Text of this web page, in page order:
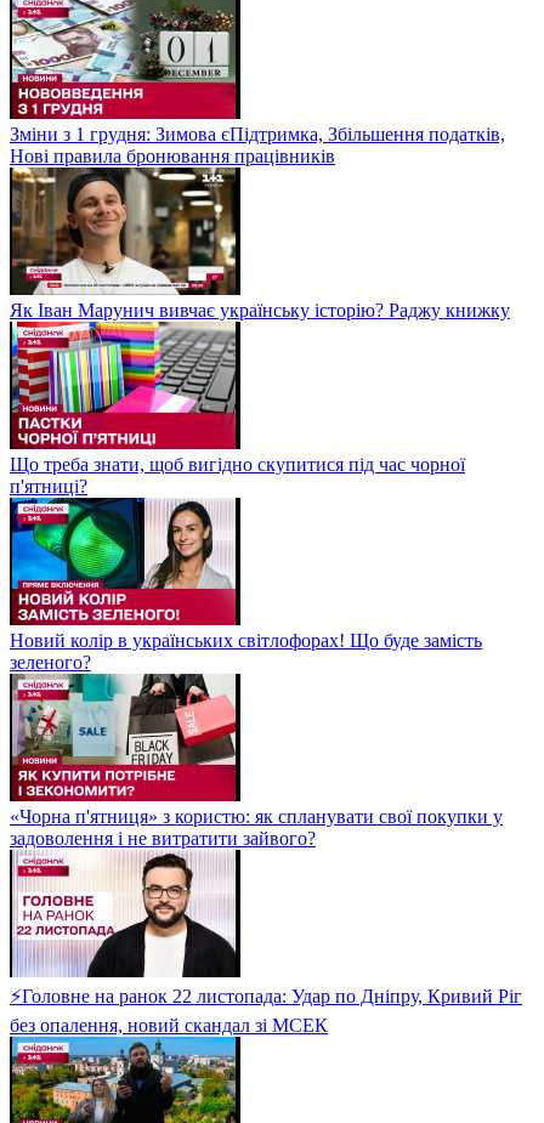
Зміни з 1 грудня: Зимова єПідтримка, Збільшення податків,
Нові правила бронювання працівників
Як Іван Марунич вивчає українську історію? Раджу книжку
Що треба знати, щоб вигідно скупитися під час чорної
п'ятниці?
Новий колір в українських світлофорах! Що буде замість
зеленого?
«Чорна п'ятниця» з користю: як спланувати свої покупки у
задоволення і не витратити зайвого?
⚡Головне на ранок 22 листопада: Удар по Дніпру, Кривий Ріг
без опалення, новий скандал зі МСЕК